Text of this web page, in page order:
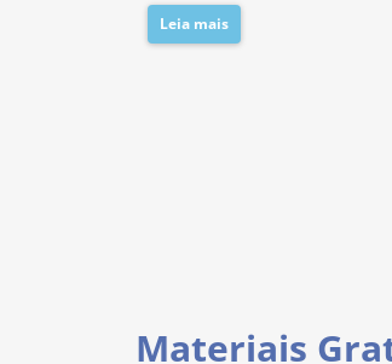
Leia mais
Materiais